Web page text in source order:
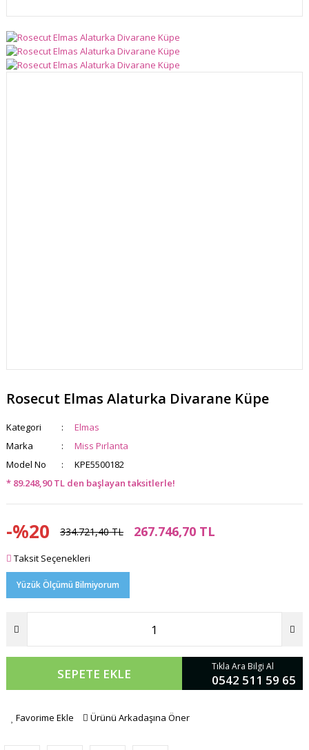
Rosecut Elmas Alaturka Divarane Küpe
Kategori
Elmas
Marka
Miss Pırlanta
Model No
KPE5500182
* 89.248,90 TL den başlayan taksitlerle!
-%20 334.721,40 TL 267.746,70 TL
Taksit Seçenekleri
Yüzük Ölçümü Bilmiyorum
SEPETE EKLE Tıkla Ara Bilgi Al
0542 511 59 65
Favorime Ekle Ürünü Arkadaşına Öner